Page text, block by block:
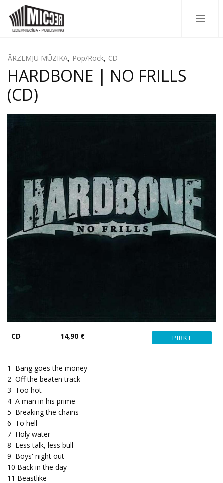
ĀRZEMJU MŪZIKA, Pop/Rock, CD
HARDBONE | NO FRILLS
(CD)
CD 14,90 €
1
Bang goes the money
2 Off the beaten track
3 Too hot
4 A man in his prime
5 Breaking the chains
6 To hell
7 Holy water
8 Less talk, less bull
9 Boys' night out
10 Back in the day
11 Beastlike